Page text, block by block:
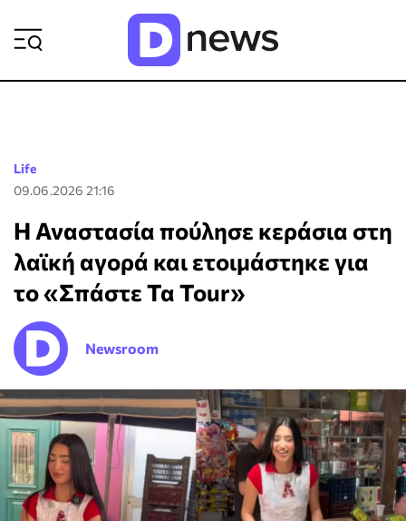
Life
09.06.2026 21:16
Η Αναστασία πούλησε κεράσια στη
λαϊκή αγορά και ετοιμάστηκε για
το «Σπάστε Τα Tour»
Newsroom